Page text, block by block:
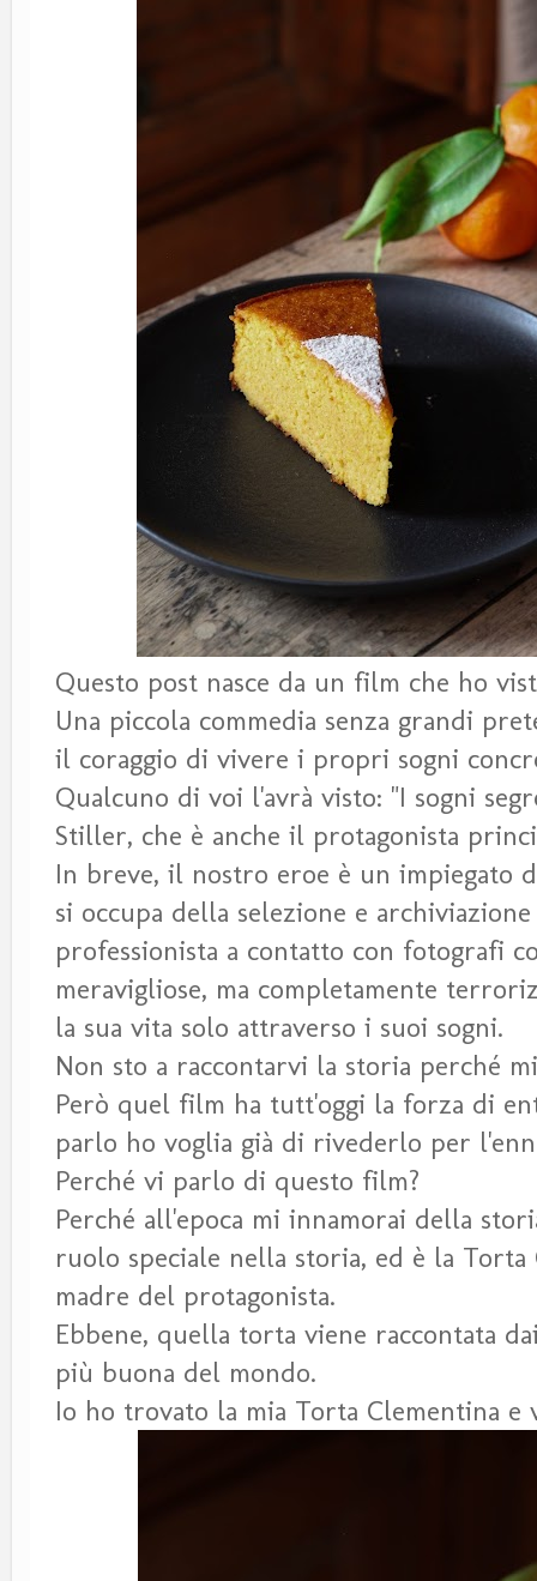
Questo post nasce da un film che ho
Una piccola commedia senza grandi
il coraggio di vivere i propri sogni
Qualcuno di voi l'avrà visto: "I sogni
Stiller, che è anche il protagonista
In breve, il nostro eroe è un impiegato
si occupa della selezione e
professionista a contatto con fotografi
meravigliose, ma completamente
la sua vita solo attraverso i suoi sogni.
Non sto a raccontarvi la storia perché
Però quel film ha tutt'oggi la forza di
parlo ho voglia già di rivederlo per
Perché vi parlo di questo film?
Perché all'epoca mi innamorai della
ruolo speciale nella storia, ed è la
madre del protagonista.
Ebbene, quella torta viene raccontata
più buona del mondo.
Io ho trovato la mia Torta Clementina e